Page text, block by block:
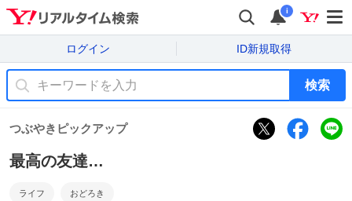
i
ログイン ID新規取得
検索
つぶやきピックアップ
最高の友達…
ライフ おどろき